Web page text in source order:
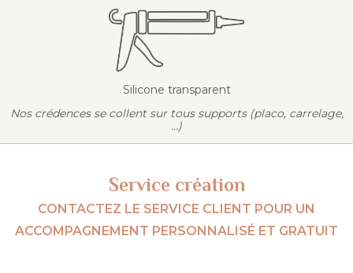
Silicone transparent
Nos crédences se collent sur tous supports (placo, carrelage,
...)
Service création
CONTACTEZ LE SERVICE CLIENT POUR UN
ACCOMPAGNEMENT PERSONNALISÉ ET GRATUIT